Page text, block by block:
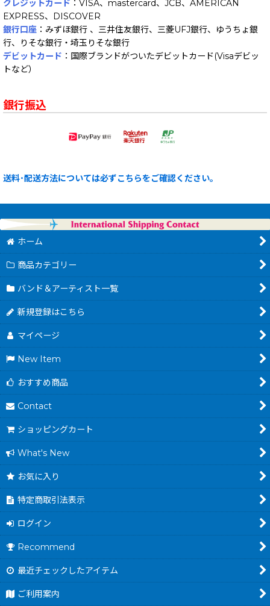
クレジットカード ：VISA、mastercard、JCB、AMERICAN
EXPRESS、DISCOVER
銀行口座 ：みずほ銀行 、三井住友銀行、三菱UFJ銀行、ゆうちょ銀
行、りそな銀行・埼玉りそな銀行
デビットカード ：国際ブランドがついたデビットカード(Visaデビッ
トなど）
銀行振込
送料･配送方法については必ずこちらをご確認ください。
ホーム
商品カテゴリー
バンド＆アーティスト一覧
新規登録はこちら
マイページ
New Item
おすすめ商品
Contact
ショッピングカート
What's New
お気に入り
特定商取引法表示
ログイン
Recommend
最近チェックしたアイテム
ご利用案内